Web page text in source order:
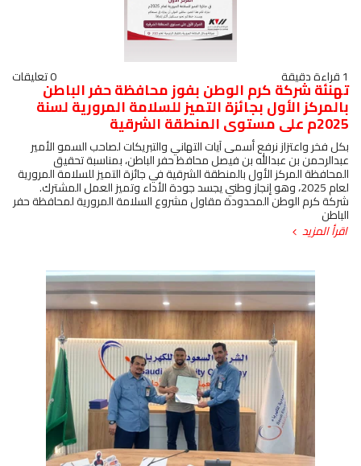
1 قراءة دقيقة 0 تعليقات
تهنئة شركة كرم الوطن بفوز محافظة حفر الباطن
بالمركز الأول بجائزة التميز للسلامة المرورية لسنة
2025م على مستوى المنطقة الشرقية
بكل فخر واعتزاز نرفع أسمى آيات التهاني والتبريكات لصاحب السمو الأمير
عبدالرحمن بن عبدالله بن فيصل محافظ حفر الباطن، بمناسبة تحقيق
المحافظة المركز الأول بالمنطقة الشرقية في جائزة التميز للسلامة المرورية
لعام 2025، وهو إنجاز وطني يجسد جودة الأداء وتميز العمل المشترك.
شركة كرم الوطن المحدودة مقاول مشروع السلامة المرورية لمحافظة حفر
الباطن
اقرأ المزيد